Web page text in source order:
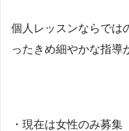
個人レッスンならでは
ったきめ細やかな指導
・現在は女性のみ募集